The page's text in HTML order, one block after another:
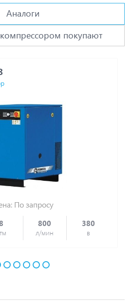
Аналоги
компрессором покупают
По запросу
800
л/мин
380
в